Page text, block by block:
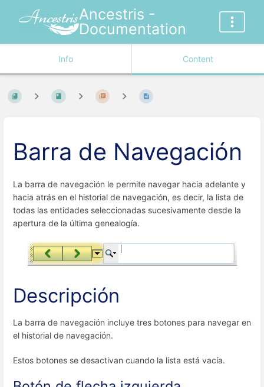
Ancestris -
Documentation
Info Content
Barra de Navegación
La barra de navegación le permite navegar hacia adelante y
hacia atrás en el historial de navegación, es decir, la lista de
todas las entidades seleccionadas sucesivamente desde la
apertura de la última genealogía.
Descripción
La barra de navegación incluye tres botones para navegar en
el historial de navegación.
Estos botones se desactivan cuando la lista está vacía.